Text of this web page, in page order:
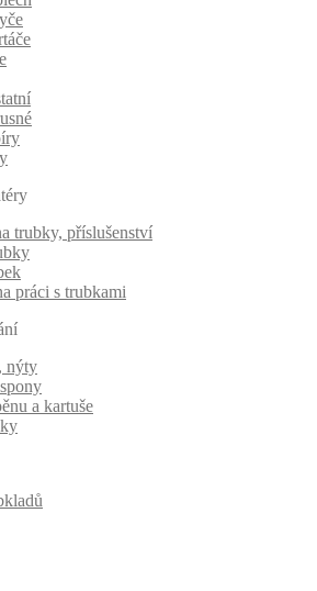
trubky, příslušenství
práci s trubkami
nýty
a kartuše